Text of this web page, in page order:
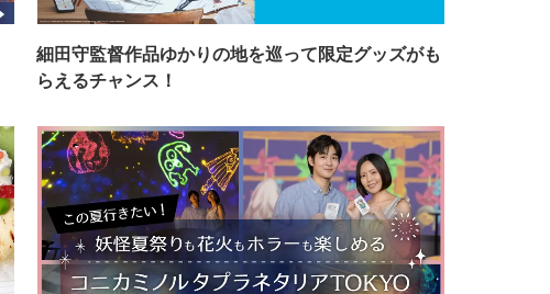
細田守監督作品ゆかりの地を巡って限定グッズがも
らえるチャンス！